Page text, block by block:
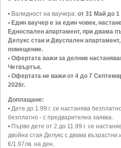
• Валидност на ваучера: от 31 Май до 1
• Един ваучер е за един човек,
Едноспален апартамент, при двама
Делукс стаи и Двуспален
помещение.
• Офертата важи за делник
Четвъртък.
• Офертата не важи от 4 до 7
2026г.
Доплащане:
• Дете до 1.99 г. се настанява
безплатно - с предварителна заявка.
• Първо дете от 2 до 11.99 г. се
двойна стая Делукс с двама
€/1.97лв. на ден.